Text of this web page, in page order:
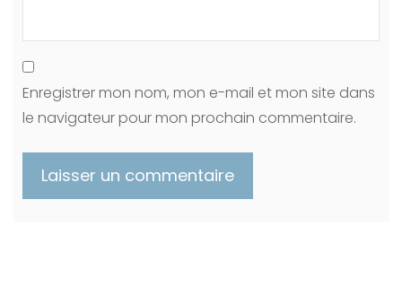
Enregistrer mon nom, mon e-mail et mon site dans
le navigateur pour mon prochain commentaire.